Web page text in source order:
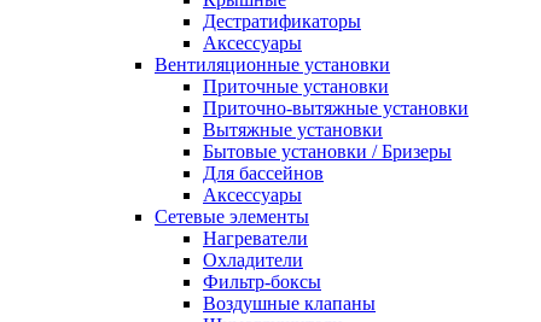
Дестратификаторы
Аксессуары
Вентиляционные установки
Приточные установки
Приточно-вытяжные установки
Вытяжные установки
Бытовые установки / Бризеры
Для бассейнов
Аксессуары
Сетевые элементы
Нагреватели
Охладители
Фильтр-боксы
Воздушные клапаны